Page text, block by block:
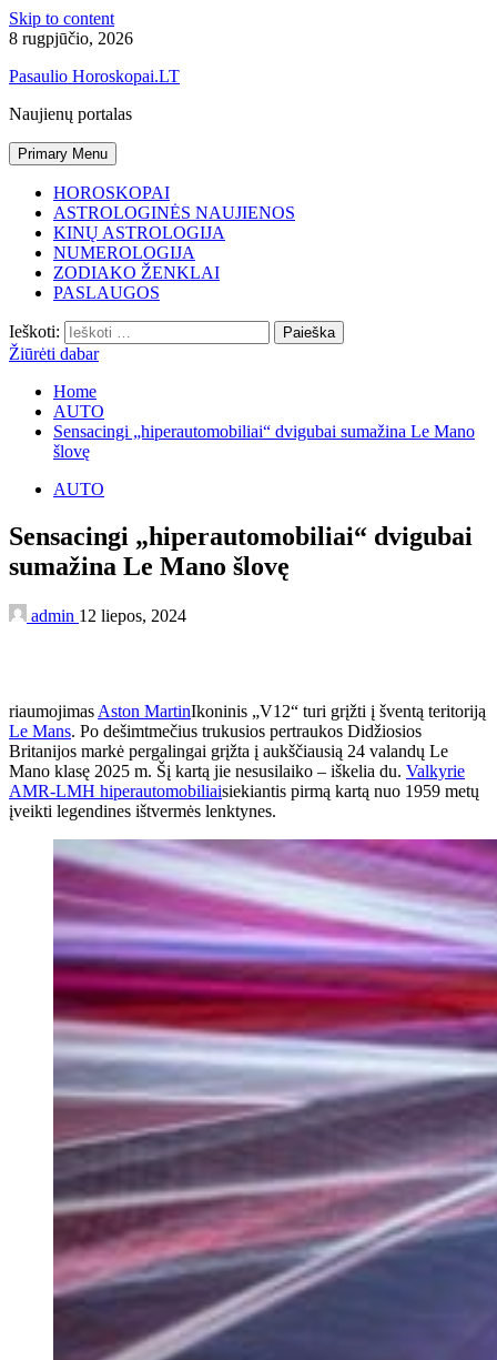
Skip to content
8 rugpjūčio, 2026
Pasaulio Horoskopai.LT
Naujienų portalas
Primary Menu
HOROSKOPAI
ASTROLOGINĖS NAUJIENOS
KINŲ ASTROLOGIJA
NUMEROLOGIJA
ZODIAKO ŽENKLAI
PASLAUGOS
Ieškoti:
Žiūrėti dabar
Home
AUTO
Sensacingi „hiperautomobiliai“ dvigubai sumažina Le Mano
šlovę
AUTO
Sensacingi „hiperautomobiliai“ dvigubai
sumažina Le Mano šlovę
admin 12 liepos, 2024
riaumojimas Aston MartinIkoninis „V12“ turi grįžti į šventą teritoriją
Le Mans. Po dešimtmečius trukusios pertraukos Didžiosios
Britanijos markė pergalingai grįžta į aukščiausią 24 valandų Le
Mano klasę 2025 m. Šį kartą jie nesusilaiko – iškelia du. Valkyrie
AMR-LMH hiperautomobiliaisiekiantis pirmą kartą nuo 1959 metų
įveikti legendines ištvermės lenktynes.